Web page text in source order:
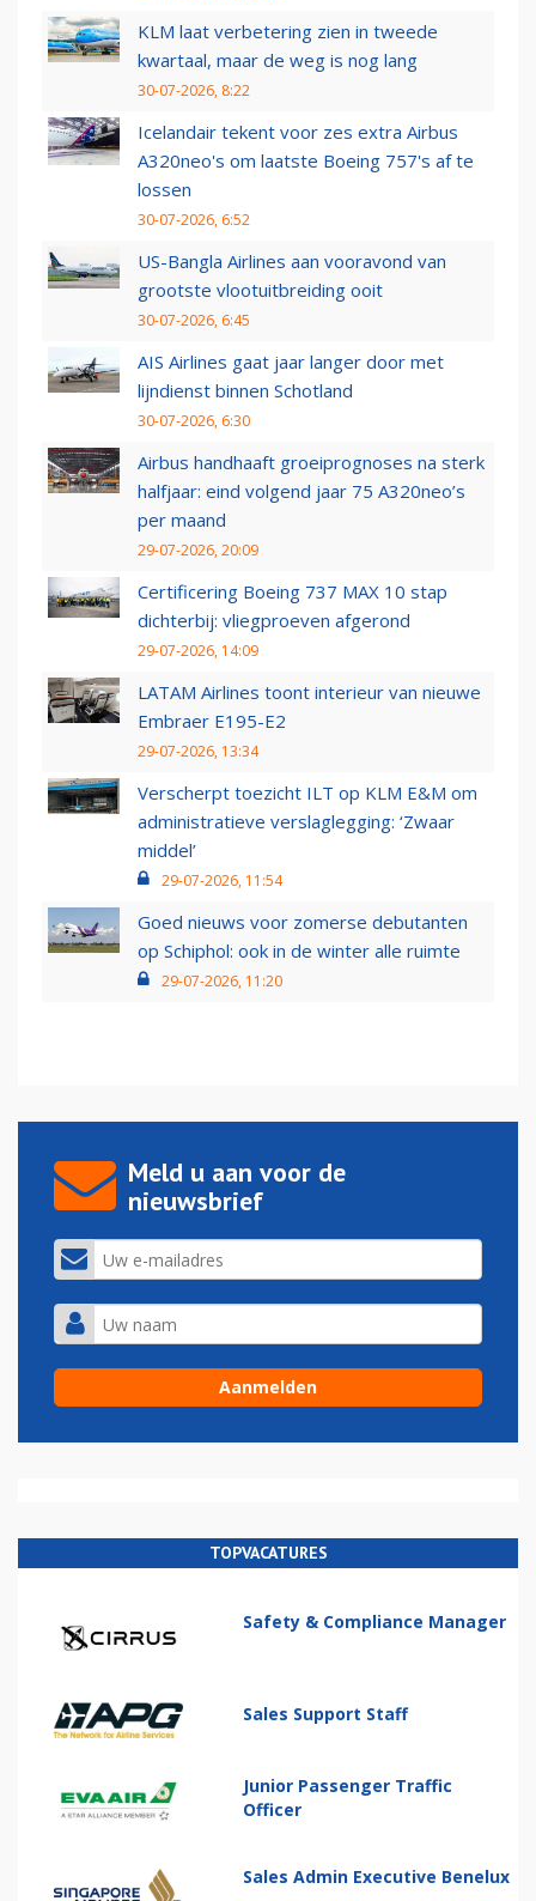
KLM laat verbetering zien in tweede
kwartaal, maar de weg is nog lang
30-07-2026, 8:22
Icelandair tekent voor zes extra Airbus
A320neo's om laatste Boeing 757's af te
lossen
30-07-2026, 6:52
US-Bangla Airlines aan vooravond van
grootste vlootuitbreiding ooit
30-07-2026, 6:45
AIS Airlines gaat jaar langer door met
lijndienst binnen Schotland
30-07-2026, 6:30
Airbus handhaaft groeiprognoses na sterk
halfjaar: eind volgend jaar 75 A320neo’s
per maand
29-07-2026, 20:09
Certificering Boeing 737 MAX 10 stap
dichterbij: vliegproeven afgerond
29-07-2026, 14:09
LATAM Airlines toont interieur van nieuwe
Embraer E195-E2
29-07-2026, 13:34
Verscherpt toezicht ILT op KLM E&M om
administratieve verslaglegging: ‘Zwaar
middel’
29-07-2026, 11:54
Goed nieuws voor zomerse debutanten
op Schiphol: ook in de winter alle ruimte
29-07-2026, 11:20
Meld u aan voor de
nieuwsbrief
TOPVACATURES
Safety & Compliance Manager
Sales Support Staff
Junior Passenger Traffic
Officer
Sales Admin Executive Benelux